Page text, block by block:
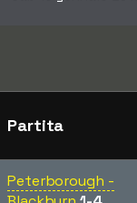
Partita
Peterborough -